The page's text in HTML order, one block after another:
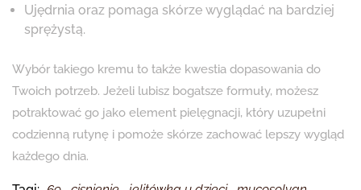
Ujędrnia oraz pomaga skórze wyglądać na bardziej
sprężystą.
Wybór takiego kremu to także kwestia dopasowania do
Twoich potrzeb. Jeżeli lubisz bogatsze formuły, możesz
potraktować go jako element pielęgnacji, który uzupełni
codzienną rutynę i pomoże skórze zachować lepszy wygląd
każdego dnia.